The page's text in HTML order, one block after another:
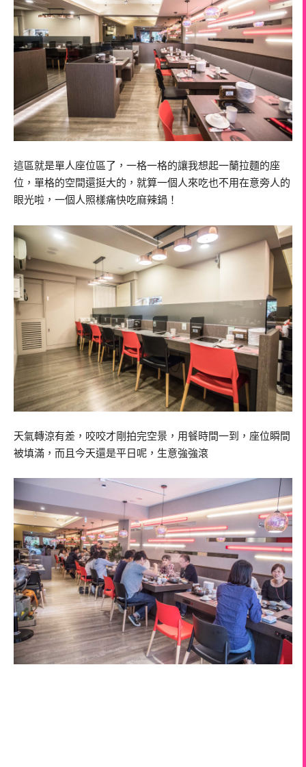
這區就是單人座位區了，一格一格的讓我想起一蘭拉麵的座
位，單格的空間還挺大的，就算一個人來吃也不用在意旁人的
眼光啦，一個人照樣痛快吃麻辣鍋！
天氣轉涼有差，咬咬才剛拍完空景，用餐時間一到，座位瞬間
被填滿，而且今天還是平日呢，生意強強滾